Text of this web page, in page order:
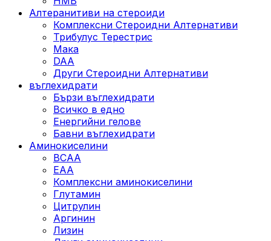
Алтеранитиви на стероиди
Комплексни Стероидни Алтернативи
Трибулус Терестрис
Maка
DAA
Други Стероидни Алтернативи
въглехидрати
Бързи въглехидрати
Всичко в едно
Енергийни гелове
Бавни въглехидрати
Аминокиселини
BCAA
EAA
Комплексни аминокиселини
Глутамин
Цитрулин
Аргинин
Лизин